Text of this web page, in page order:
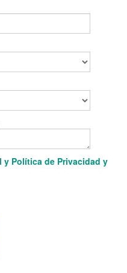
y Política de Privacidad y